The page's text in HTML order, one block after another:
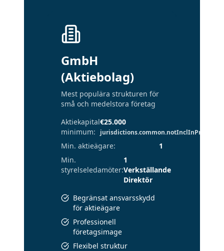
GmbH
(Aktiebolag)
Mest populära strukturen för
små och medelstora företag
Aktiekapital
minimum:
€25.000
jurisdictions.common.notInclInPrice
Min. aktieägare:
1
Min.
styrelseledamöter:
1
Verkställande
Direktör
Begränsat ansvarsskydd
för aktieägare
Professionell
företagsimage
Flexibel struktur